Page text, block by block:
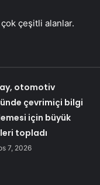
çeşitli alanlar.
otomotiv
çevrimiçi bilgi
için büyük
topladı
7, 2026